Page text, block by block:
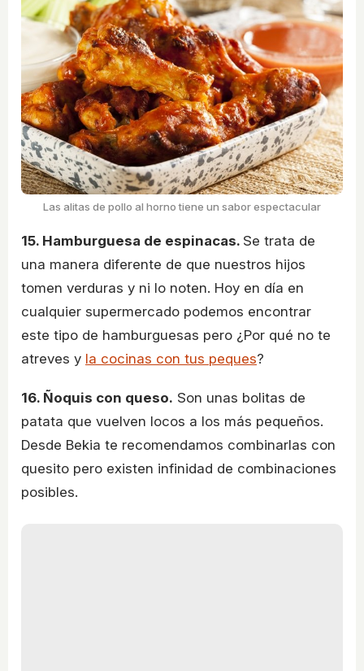
Las alitas de pollo al horno tiene un sabor espectacular
15. Hamburguesa de espinacas. Se trata de
una manera diferente de que nuestros hijos
tomen verduras y ni lo noten. Hoy en día en
cualquier supermercado podemos encontrar
este tipo de hamburguesas pero ¿Por qué no te
atreves y la cocinas con tus peques?
16. Ñoquis con queso. Son unas bolitas de
patata que vuelven locos a los más pequeños.
Desde Bekia te recomendamos combinarlas con
quesito pero existen infinidad de combinaciones
posibles.